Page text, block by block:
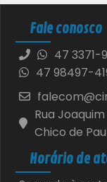
Fale conosco
47 3371-
47 98497-
Rua
Chico de
Horário de